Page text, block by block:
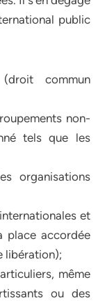
public
commun
non-
tels que les
organisations
et
place accordée
libération);
même
ou des